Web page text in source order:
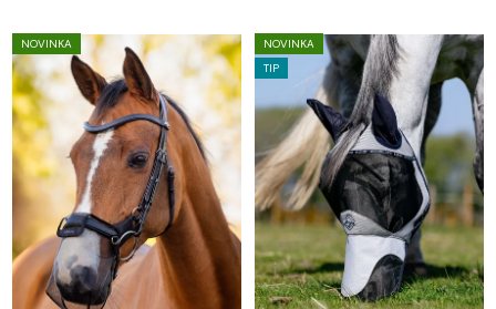
NOVINKA
NOVINKA
TIP